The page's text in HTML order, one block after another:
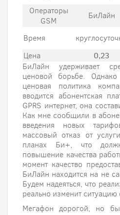
Операторы
GSM
БиЛайн
Время
Цена 0,23
БиЛайн удерживает
ценовой борьбе.
ценовая политика
вводится абонентская
GPRS интернет, она
Как мне сообщили в
введения новых
массовый отказ от
планах Би+, что
повышение качества
момент качество
БиЛайн находится на не
Будем надеяться, что
реально изменит ситуацию
Мегафон дорогой, но